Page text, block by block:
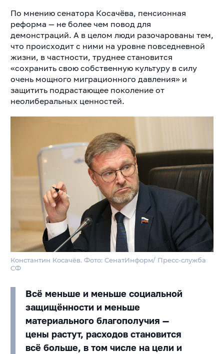
По мнению сенатора Косачёва, пенсионная
реформа — не более чем повод для
демонстраций. А в целом люди разочарованы тем,
что происходит с ними на уровне повседневной
жизни, в частности, труднее становится
«сохранить свою собственную культуру в силу
очень мощного миграционного давления» и
защитить подрастающее поколение от
неолиберальных ценностей.
Константин Косачёв. Фото: СенатИнформ/ Пресс-служба
СФ
Всё меньше и меньше социальной
защищённости и меньше
материального благополучия —
цены растут, расходов становится
всё больше, в том числе на цели и